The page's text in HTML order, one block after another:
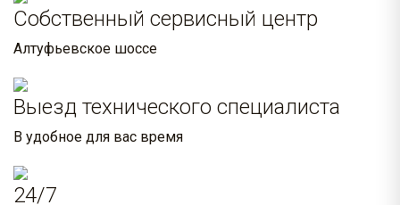
Собственный сервисный центр
Алтуфьевское шоссе
Выезд технического специалиста
В удобное для вас время
24/7